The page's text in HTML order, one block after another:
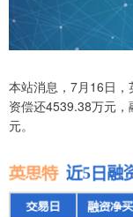
本站消息，7月16日
资偿还4539.38万元
元。